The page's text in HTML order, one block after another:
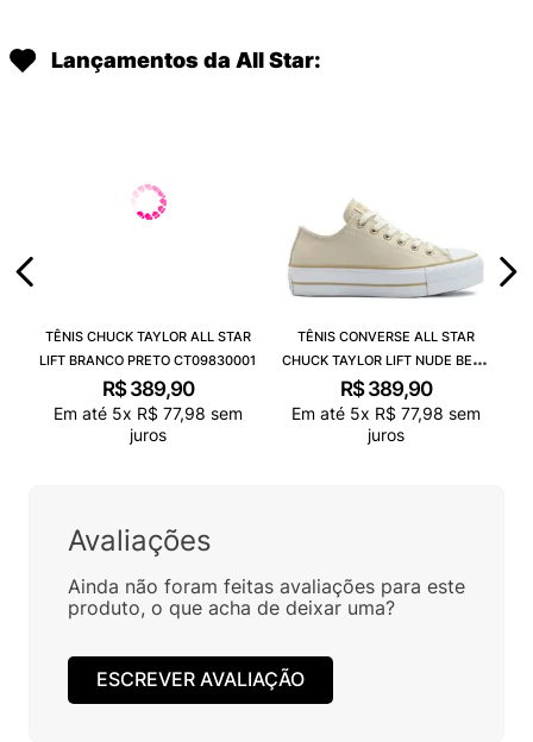
Lançamentos da All Star:
TÊNIS CHUCK TAYLOR ALL STAR
LIFT BRANCO PRETO CT09830001
R$ 389,90
Em até 5x R$ 77,98 sem
juros
TÊNIS CONVERSE ALL STAR
CHUCK TAYLOR LIFT NUDE BEGE
CLARO BRANCO CT09830003
R$ 389,90
Em até 5x R$ 77,98 sem
juros
Avaliações
Ainda não foram feitas avaliações para este
produto, o que acha de deixar uma?
ESCREVER AVALIAÇÃO